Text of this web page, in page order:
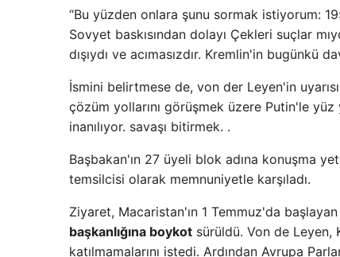
“Bu yüzden onlara şunu sormak istiyorum:
Sovyet baskısından dolayı Çekleri suçlar
dışıydı ve acımasızdır. Kremlin'in bugünkü
İsmini belirtmese de, von der Leyen'in
çözüm yollarını görüşmek üzere Putin'le
inanılıyor. savaşı bitirmek. .
Başbakan'ın 27 üyeli blok adına konuşma
temsilcisi olarak memnuniyetle karşıladı.
Ziyaret, Macaristan'ın 1 Temmuz'da
başkanlığına boykot sürüldü. Von de Leyen,
katılmamalarını istedi. Ardından Avrupa